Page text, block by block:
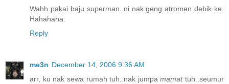
Wahh pakai baju superman..ni nak geng atromen debik ke.
Hahahaha.
Reply
me3n December 14, 2006 9:36 AM
arr, ku nak sewa rumah tuh..nak jumpamamattuh..seumur